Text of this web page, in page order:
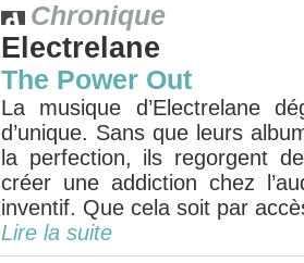
Chronique
Electrelane
The Power Out
La musique d’Electrelane
d’unique. Sans que leurs
la perfection, ils regorgent
créer une addiction chez
inventif. Que cela soit par
Lire la suite